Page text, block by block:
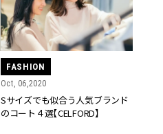
FASHION
Oct, 06,2020
Sサイズでも似合う人気ブランド
のコート４選【CELFORD】